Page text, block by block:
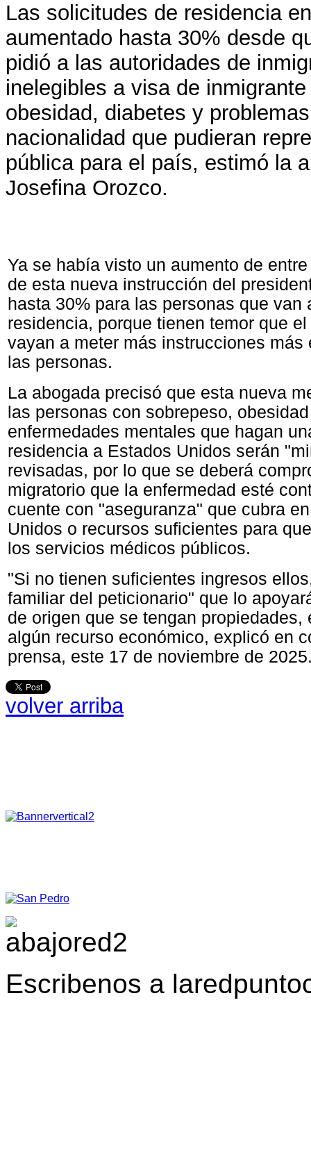
Las solicitudes de residencia
aumentado hasta 30% desde
pidió a las autoridades de
inelegibles a visa de
obesidad, diabetes y
nacionalidad que pudieran
pública para el país, estimó la
Josefina Orozco.
Ya se había visto un aumento de
de esta nueva instrucción del
hasta 30% para las personas que van
residencia, porque tienen temor que
vayan a meter más instrucciones más
las personas.
La abogada precisó que esta nueva
las personas con sobrepeso,
enfermedades mentales que hagan
residencia a Estados Unidos serán
revisadas, por lo que se deberá
migratorio que la enfermedad esté
cuente con "aseguranza" que cubra
Unidos o recursos suficientes para
los servicios médicos públicos.
"Si no tienen suficientes ingresos
familiar del peticionario" que lo
de origen que se tengan propiedades,
algún recurso económico, explicó en
prensa, este 17 de noviembre de
volver arriba
Escribenos a